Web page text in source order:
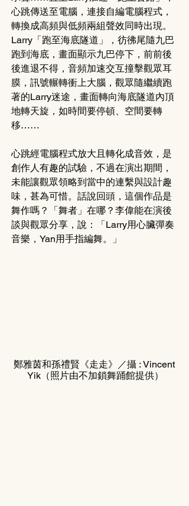
心跳傳送至電腦，連接自編電腦程式，
轉換成高頻與低頻兩組聲效同時出現。
Larry「跑至海底隧道」，彷彿尾隨九巴
跑到海底，畫面顯示九巴停下，前前後
後進退不得，音頻加速交互撞擊觀眾耳
膜，訊號輾轉衝上大腦，觀眾隨繼續跑
著的Larry迷途，畫面轉向海底隧道內頂
地轉天旋，如時間要停頓、空間要轉
移……
心跳經電腦程式放大且轉化成音效，是
創作人有趣的試驗，不過在演出期間，
未能讓觀眾領略到當中的連繫與設計趣
味，甚為可惜。話說回頭，這個作品是
舞作嗎？「舞者」在哪？李偉能在演後
談與觀眾分享，說：「Larry用心臟彈奏
音樂，Yan用手指編舞。」
鄭雅茵和孫禮賢《走走》／攝 : Vincent
Yik（照片由不加鎖舞踊館提供）